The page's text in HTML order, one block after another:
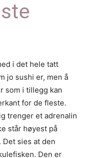
i det hele tatt
jo sushi er, men å
som i tillegg kan
for de fleste.
trenger et adrenalin
står høyest på
sies at den
Den er